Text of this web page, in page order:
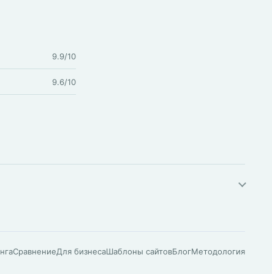
9.9/10
9.6/10
СравнениеДля бизнесаШаблоны сайтовБлогМетодология